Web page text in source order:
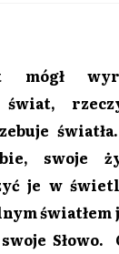
mógł
świat,
swoje
je w